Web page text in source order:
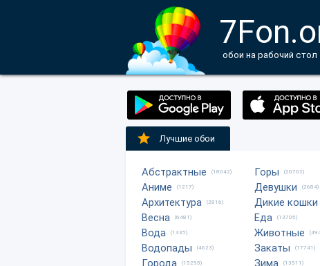
обои на рабочий стол
Лучшие обои
Абстрактные (18042)
Аниме (1217)
Архитектура (2816)
Весна (6481)
Вода (1335)
Водопады (4623)
Города (15295)
Горы (20702)
Девушки (2684)
Дикие кошки
Еда (13705)
Животные
Закаты (17741)
Зима (13511)